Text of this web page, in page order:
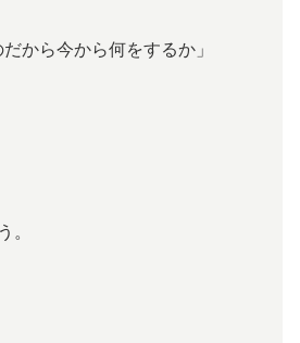
から今から何をするか」
。